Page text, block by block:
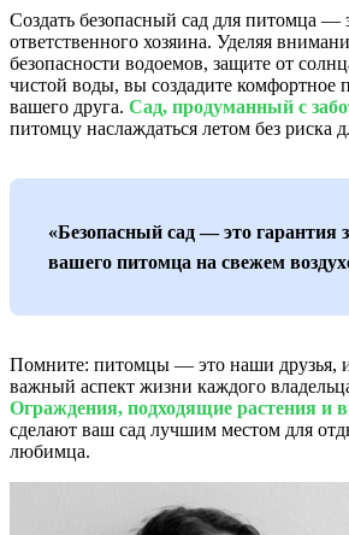
Создать безопасный сад для питомца —
ответственного хозяина. Уделяя
безопасности водоемов, защите от
чистой воды, вы создадите комфортное
вашего друга. Сад, продуманный с
питомцу наслаждаться летом без риска
«Безопасный сад — это гарантия
вашего питомца на свежем
Помните: питомцы — это наши друзья,
важный аспект жизни каждого
Ограждения, подходящие растения и
сделают ваш сад лучшим местом для
любимца.